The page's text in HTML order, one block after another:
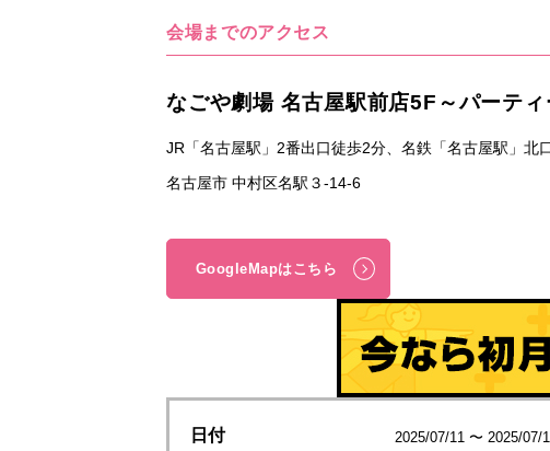
会場までのアクセス
なごや劇場 名古屋駅前店5F～パーテ
JR「名古屋駅」2番出口徒歩2分、名鉄「名古屋駅」北
名古屋市 中村区名駅３-14-6
GoogleMapはこちら
日付 2025/07/11 〜 2025/07/